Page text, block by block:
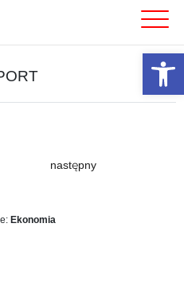
następny
Ekonomia